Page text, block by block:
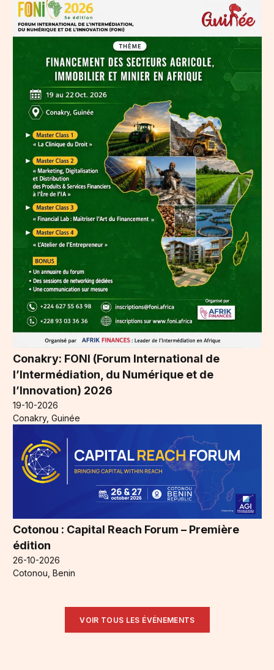
Conakry: FONI (Forum International de
l’Intermédiation, du Numérique et de
l’Innovation) 2026
19-10-2026
Conakry, Guinée
Cotonou : Capital Reach Forum – Première
édition
26-10-2026
Cotonou, Benin
VOIR TOUS LES ÉVÉNEMENTS